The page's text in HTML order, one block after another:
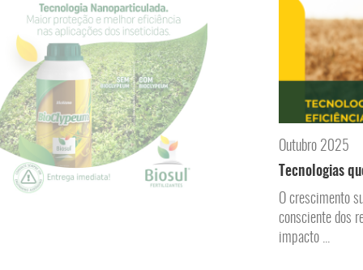
Outubro 2025
Tecnologias
O crescimento
consciente dos
impacto ...